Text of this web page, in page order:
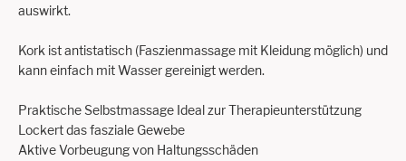
auswirkt.
Kork ist antistatisch (Faszienmassage mit Kleidung möglich) und
kann einfach mit Wasser gereinigt werden.
Praktische Selbstmassage Ideal zur Therapieunterstützung
Lockert das fasziale Gewebe
Aktive Vorbeugung von Haltungsschäden